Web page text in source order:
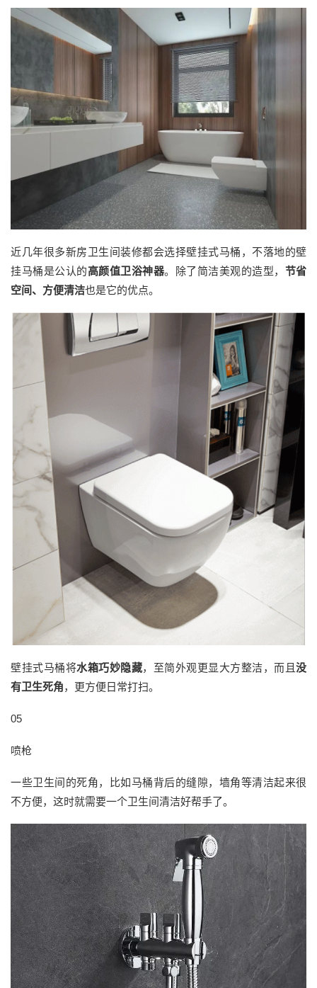
近几年很多新房卫生间装修都会选择壁挂式马桶，不落地的壁
挂马桶是公认的高颜值卫浴神器。除了简洁美观的造型， 节省
空间、方便清洁也是它的优点。
壁挂式马桶将水箱巧妙隐藏，至简外观更显大方整洁，而且 没
有卫生死角，更方便日常打扫。
05
喷枪
一些卫生间的死角，比如马桶背后的缝隙，墙角等清洁起来很
不方便，这时就需要一个卫生间清洁好帮手了。